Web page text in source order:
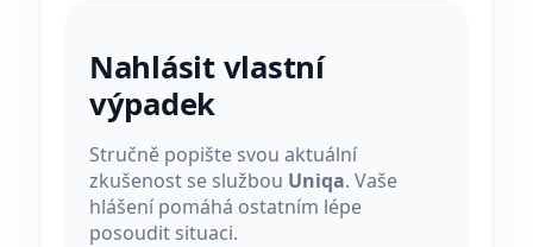
Nahlásit vlastní
výpadek
Stručně popište svou aktuální
zkušenost se službou Uniqa. Vaše
hlášení pomáhá ostatním lépe
posoudit situaci.